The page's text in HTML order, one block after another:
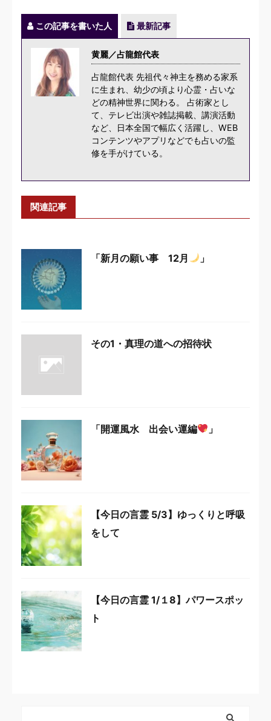
この記事を書いた人 最新記事
黄麗／占龍館代表
占龍館代表 先祖代々神主を務める家系
に生まれ、幼少の頃より心霊・占いな
どの精神世界に関わる。 占術家とし
て、テレビ出演や雑誌掲載、講演活動
など、日本全国で幅広く活躍し、WEB
コンテンツやアプリなどでも占いの監
修を手がけている。
関連記事
「新月の願い事 12月 」
その1・真理の道への招待状
「開運風水 出会い運編 」
【今日の言霊 5/3】ゆっくりと呼吸
をして
【今日の言霊 1/１8】パワースポッ
ト